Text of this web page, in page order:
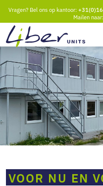
Vragen? Bel ons op kantoor:
Mailen naar:
VOOR NU EN